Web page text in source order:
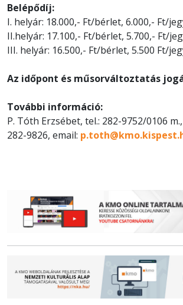
Belépődíj:
I. helyár: 18.000,- Ft/bérlet, 6.000,- Ft/
II.helyár: 17.100,- Ft/bérlet, 5.700,- Ft/
III. helyár: 16.500,- Ft/bérlet, 5.500 Ft/
Az időpont és műsorváltoztatás
További információ:
P. Tóth Erzsébet, tel.: 282-9752/0106
282-9826, email: